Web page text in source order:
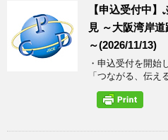
【申込受付中
見 ～大阪湾岸
～(2026/11/13)
・申込受付を開始
「つながる、伝え